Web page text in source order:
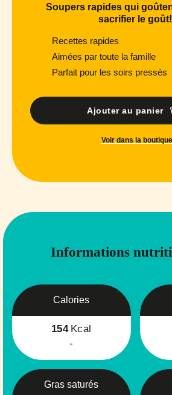
Soupers rapides qui
sacrifier le goût!
Recettes rapides
Aimées par toute la famille
Parfait pour les soirs pressés
Ajouter au panier
Voir dans la boutique
Informations
Calories
154 Kcal
-
Gras saturés